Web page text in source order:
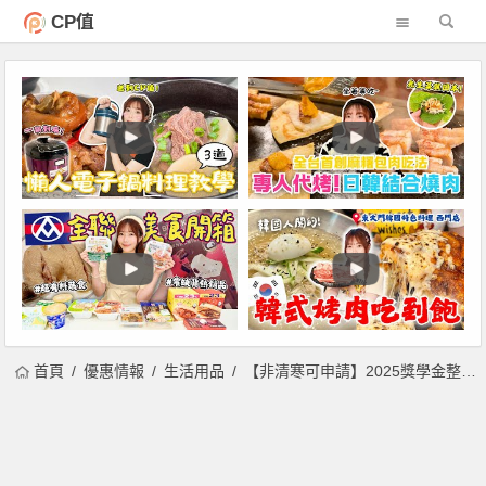
CP值
首頁 優惠情報 生活用品 【非清寒可申請】2025獎學金整理：國高中/大學/碩博士績優/特殊境遇獎助學金(114年)